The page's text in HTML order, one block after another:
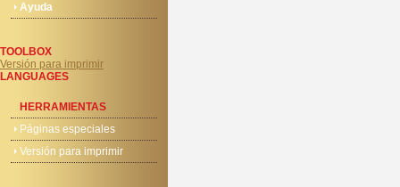
Ayuda
TOOLBOX
Versión para imprimir
LANGUAGES
HERRAMIENTAS
Páginas especiales
Versión para imprimir